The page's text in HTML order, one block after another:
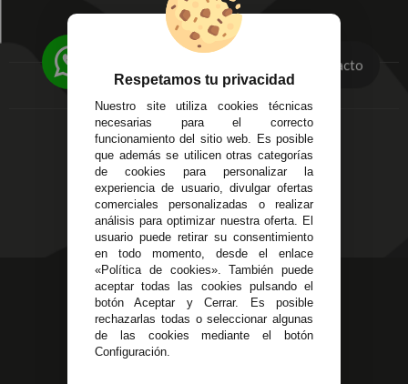
Mis Pedidos
Mis favoritos
FAQ's
Écija - Sevilla
Av. Plaza de Toros.
Córdoba
C/ Ingeniero Iribarren,
14
Alzira - Valencia
C/ Esplugues, 135
EMPRESA
Aviso Legal
Entregas y
Devoluciones
Política de Privacidad
Pago Seguro
Terminos y
Condiciones Generales
Políticas de Cookies
623 23 31 98
Atendemos Whatsapp
955 44 45 43
Contacto
Respetamos tu privacidad
Nuestro site utiliza cookies técnicas
necesarias para el correcto
funcionamiento del sitio web. Es posible
que además se utilicen otras categorías
de cookies para personalizar la
experiencia de usuario, divulgar ofertas
comerciales personalizadas o realizar
análisis para optimizar nuestra oferta. El
usuario puede retirar su consentimiento
en todo momento, desde el enlace
«Política de cookies». También puede
aceptar todas las cookies pulsando el
botón Aceptar y Cerrar. Es posible
rechazarlas todas o seleccionar algunas
de las cookies mediante el botón
Configuración.